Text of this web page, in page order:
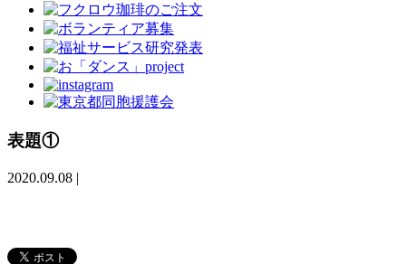
表題①
2020.09.08 |